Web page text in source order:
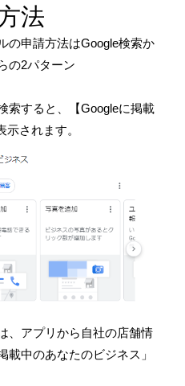
法
の申請方法はGoogle検索か
の2パターン
索すると、【Googleに掲載
されます。
、アプリから自社の店舗情
載中のあなたのビジネス」